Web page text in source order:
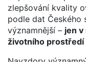
zlepšování kvality
podle dat Českého
významnější – jen
životního prostředí